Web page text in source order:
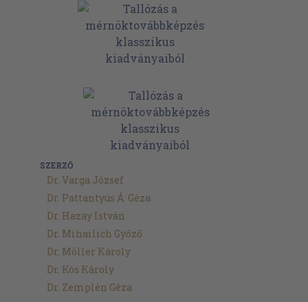
SZERZŐ
Dr. Varga József
Dr. Pattantyús Á. Géza
Dr. Hazay István
Dr. Mihailich Győző
Dr. Möller Károly
Dr. Kós Károly
Dr. Zemplén Géza